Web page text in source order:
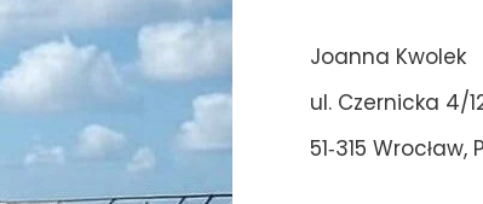
Joanna Kwolek
ul. Czernicka 4/
51‑315 Wrocław,